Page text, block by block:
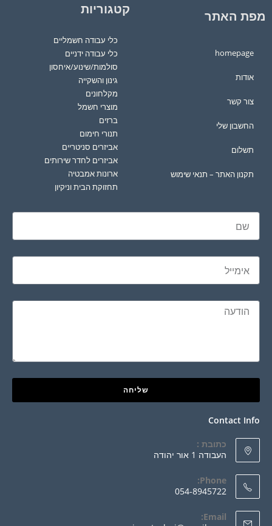
מפת האתר
homepage
אודות
צור קשר
החשבון שלי
תשלום
תקנון האתר – תנאי שימוש
קטגוריות
כלי עבודה חשמליים
כלי עבודה ידניים
סולמות/שינוע/איחסון
גינון והשקייה
מקלחונים
מוצרי חשמל
ברזים
תנורי חימום
אביזרים סניטריים
אביזרים לחדר שירותים
ארונות אמבטיה
תחזוקת הבית וניקיון
שליחה
Contact Info
כתובת :
העבודה 1 אור יהודה
Phone:
054-8945722
Email: